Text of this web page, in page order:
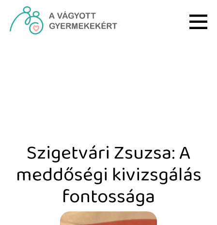
Ugrás a fő tartalomhoz
Szigetvári Zsuzsa: A
meddőségi kivizsgálás
fontossága